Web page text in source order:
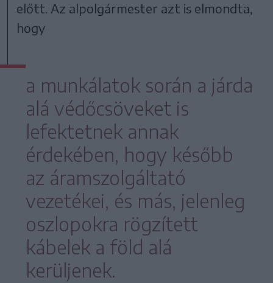
előtt. Az alpolgármester azt is elmondta,
hogy
a munkálatok során a járda
alá védőcsöveket is
lefektetnek annak
érdekében, hogy később
az áramszolgáltató
vezetékei, és más, jelenleg
oszlopokra rögzített
kábelek a föld alá
kerüljenek.